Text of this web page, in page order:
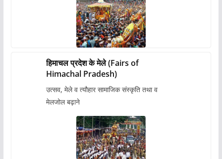
हिमाचल प्रदेश के मेले (Fairs of
Himachal Pradesh)
उत्सव, मेले व त्यौहार सामाजिक संस्कृति तथा व
मेलजोल बढ़ाने